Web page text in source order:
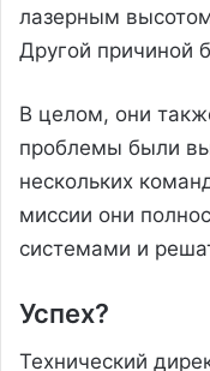
лазерным
Другой причиной
В целом, они
проблемы были
нескольких
миссии они
системами и
Успех?
Технический